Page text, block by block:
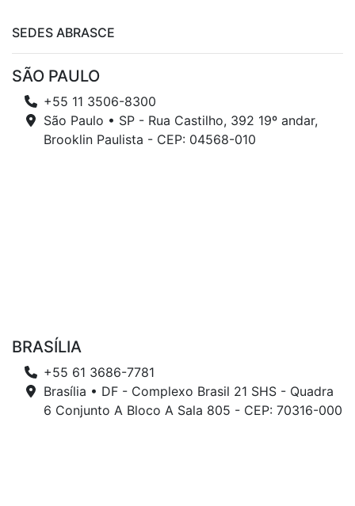
SEDES ABRASCE
SÃO PAULO
+55 11 3506-8300
São Paulo • SP - Rua Castilho, 392 19º andar,
Brooklin Paulista - CEP: 04568-010
BRASÍLIA
+55 61 3686-7781
Brasília • DF - Complexo Brasil 21 SHS - Quadra
6 Conjunto A Bloco A Sala 805 - CEP: 70316-000